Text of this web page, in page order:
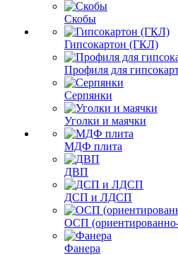
Скобы
Гипсокартон (ГКЛ)
Профиля для
Серпянки
Уголки и маячки
МДФ плита
ДВП
ДСП и ЛДСП
ОСП
Фанера